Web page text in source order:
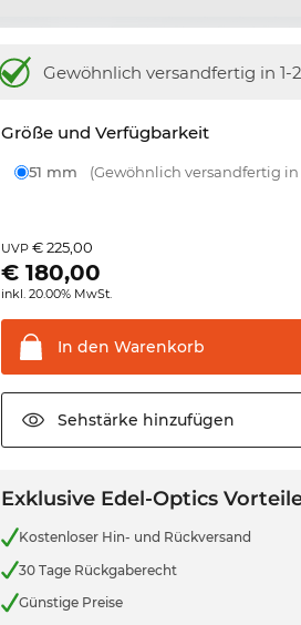
Gewöhnlich versandfertig in 1-
Größe und Verfügbarkeit
51 mm (Gewöhnlich versandfertig in
UVP€ 225,00
€180,00
inkl. 20.00% MwSt.
In den Warenkorb
Sehstärke hinzufügen
Exklusive Edel-Optics
Kostenloser Hin- und Rückversand
30 Tage Rückgaberecht
Günstige Preise